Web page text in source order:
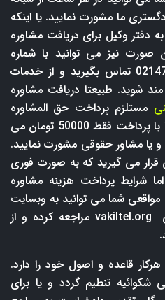
ما مشورت نمایید. یا اینکه
دفتر وکیل برای دریافت مشاوره
نیز می توانید با شماره
09212242670 و یا 02147625900 تماس بگیرید و از خدمات
شوید. طبیعتا دریافت مشاوره
مستلزم پرداخت حق المشاوره
است اما در وکلای تلفنی ما شما با پرداخت فقط 50000 تومان می
با وکیل و یا مشاور حقوقی مشورت نمایید.
قرار می گیرید که به صورت فوری
شرایط پرداخت هزینه مشاوره
مواقعی شما می توانید به وبسایت
vakiltel.org مراجعه کرده و از
قاعده و اصول خود را دارد.
شکوائیه تنطیم گردد و یا برای